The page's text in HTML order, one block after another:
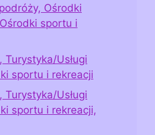
Ośrodki
sportu i
Turystyka/Usługi
sportu i rekreacji
Turystyka/Usługi
sportu i rekreacji,